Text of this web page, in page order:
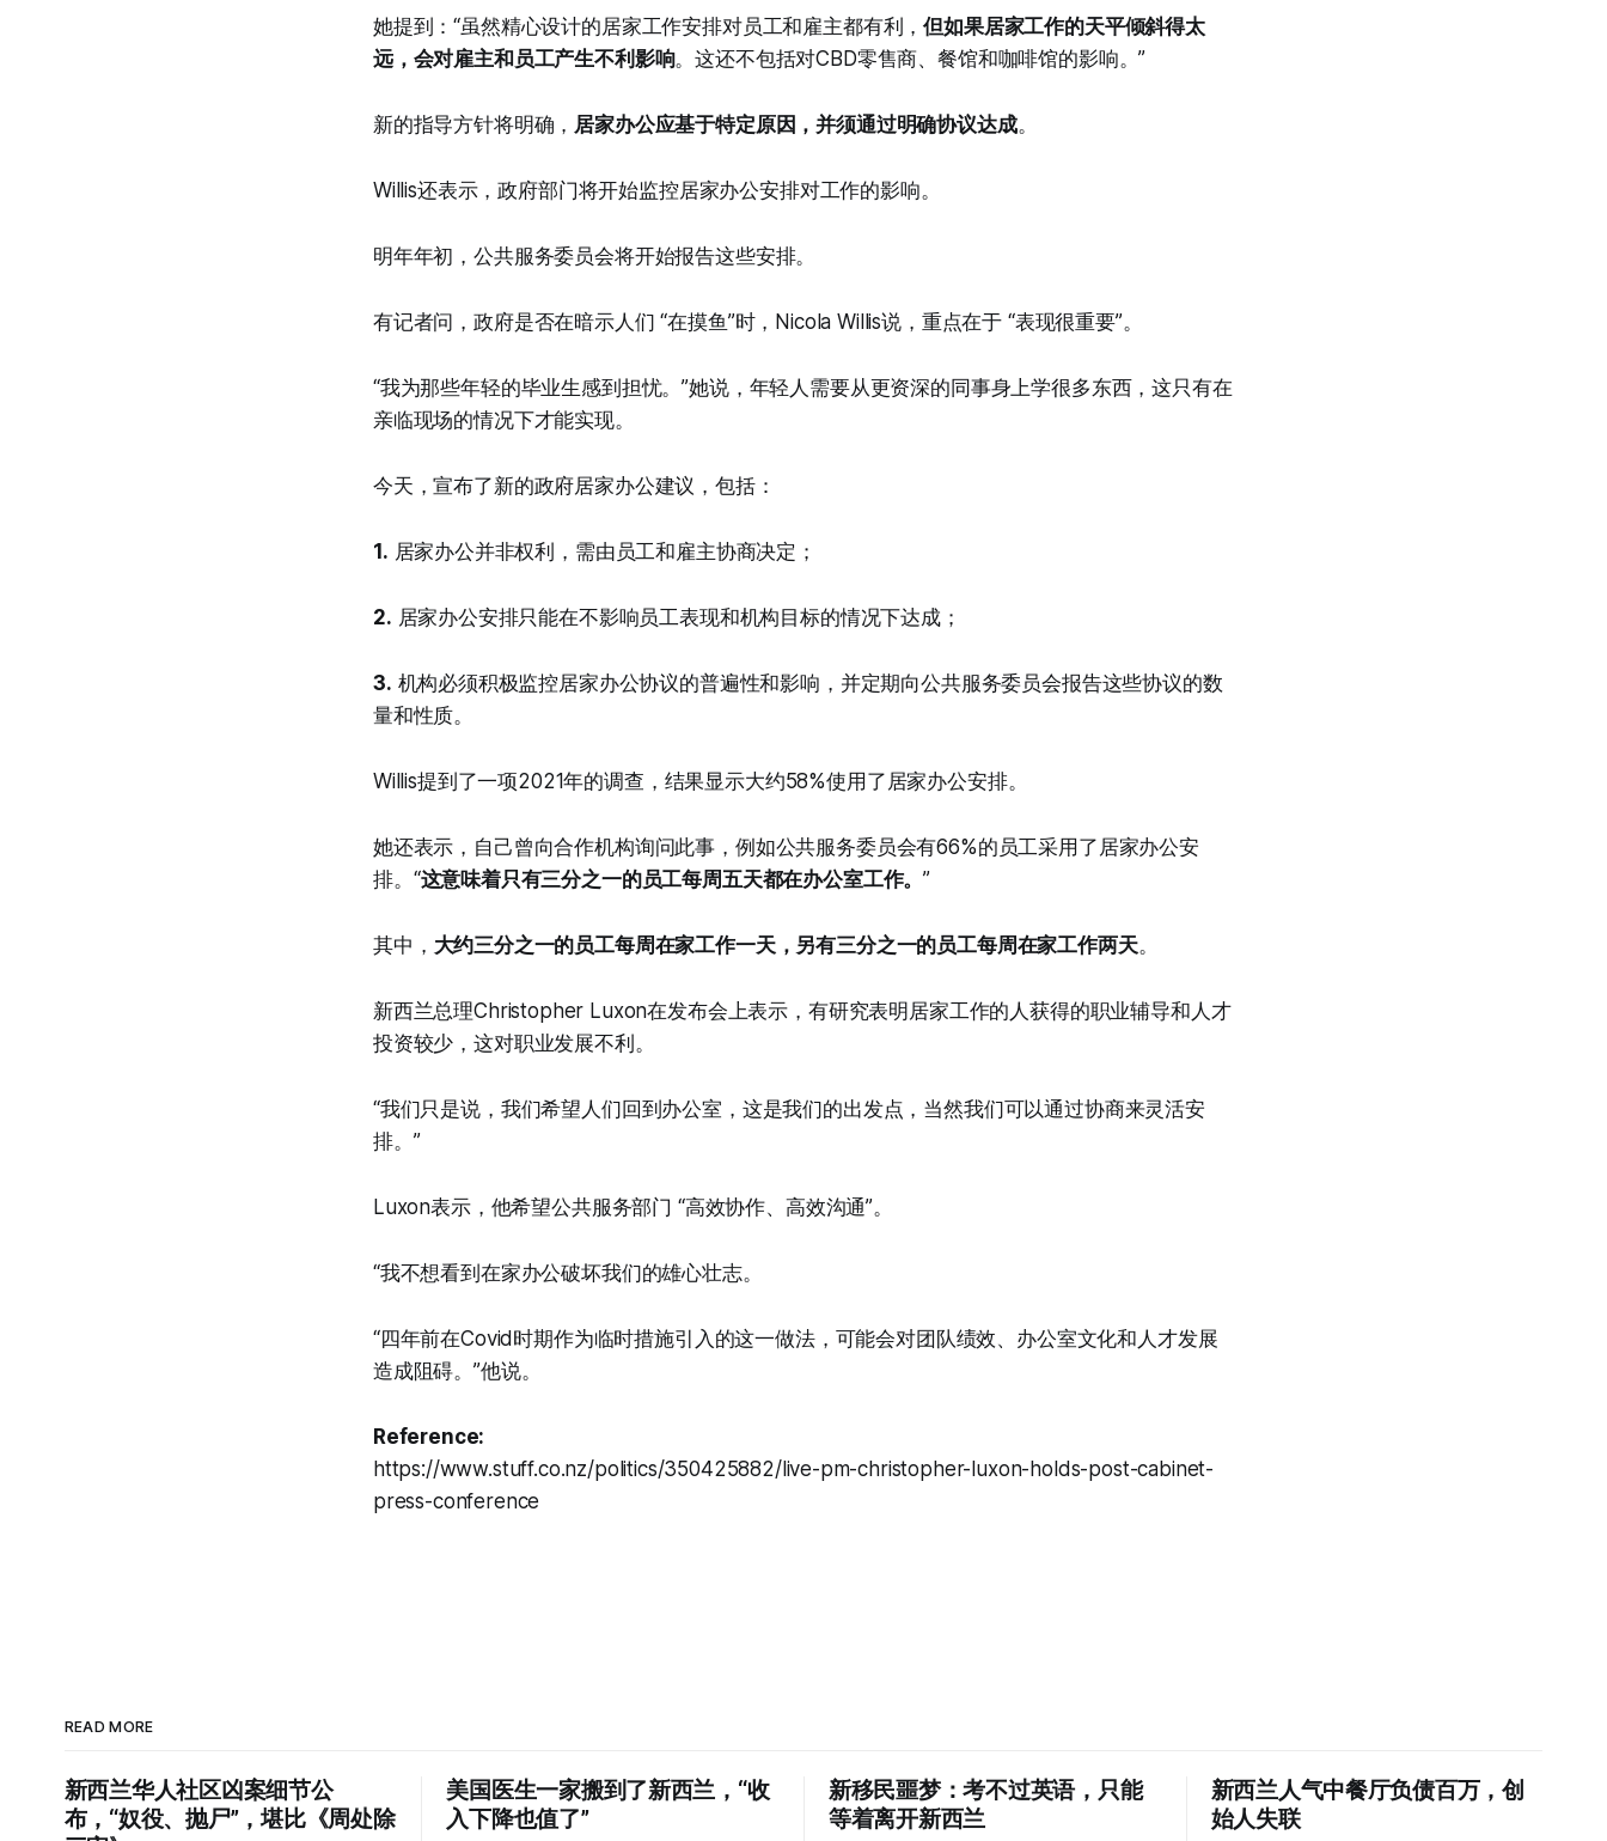
她提到：“虽然精心设计的居家工作安排对员工和雇主都有利，但如果居家工作的天平倾斜得太
远，会对雇主和员工产生不利影响。这还不包括对CBD零售商、餐馆和咖啡馆的影响。”
新的指导方针将明确， 居家办公应基于特定原因，并须通过明确协议达成。
Willis还表示，政府部门将开始监控居家办公安排对工作的影响。
明年年初，公共服务委员会将开始报告这些安排。
有记者问，政府是否在暗示人们 “在摸鱼”时，Nicola Willis说，重点在于 “表现很重要”。
“我为那些年轻的毕业生感到担忧。”她说，年轻人需要从更资深的同事身上学很多东西，这只有在
亲临现场的情况下才能实现。
今天，宣布了新的政府居家办公建议，包括：
1. 居家办公并非权利，需由员工和雇主协商决定；
2. 居家办公安排只能在不影响员工表现和机构目标的情况下达成；
3. 机构必须积极监控居家办公协议的普遍性和影响，并定期向公共服务委员会报告这些协议的数
量和性质。
Willis提到了一项2021年的调查，结果显示大约58%使用了居家办公安排。
她还表示，自己曾向合作机构询问此事，例如公共服务委员会有66%的员工采用了居家办公安
排。“这意味着只有三分之一的员工每周五天都在办公室工作。”
其中， 大约三分之一的员工每周在家工作一天，另有三分之一的员工每周在家工作两天。
新西兰总理Christopher Luxon在发布会上表示，有研究表明居家工作的人获得的职业辅导和人才
投资较少，这对职业发展不利。
“我们只是说，我们希望人们回到办公室，这是我们的出发点，当然我们可以通过协商来灵活安
排。”
Luxon表示，他希望公共服务部门 “高效协作、高效沟通”。
“我不想看到在家办公破坏我们的雄心壮志。
“四年前在Covid时期作为临时措施引入的这一做法，可能会对团队绩效、办公室文化和人才发展
造成阻碍。”他说。
Reference:
https://www.stuff.co.nz/politics/350425882/live-pm-christopher-luxon-holds-post-cabinet-
press-conference
READ MORE
新西兰华人社区凶案细节公
布，“奴役、抛尸”，堪比《周处除
美国医生一家搬到了新西兰，“收
入下降也值了”
新移民噩梦：考不过英语，只能
等着离开新西兰
新西兰人气中餐厅负债百万，创
始人失联